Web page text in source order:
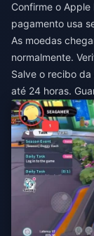
Confirme o
pagamento usa
As moedas
normalmente.
Salve o recibo
até 24 horas.